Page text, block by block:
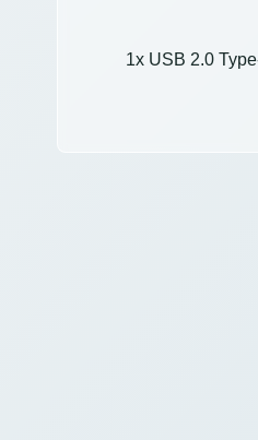
1x USB 2.0